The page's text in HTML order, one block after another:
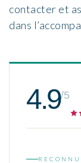
contacter et
dans
4.9/5